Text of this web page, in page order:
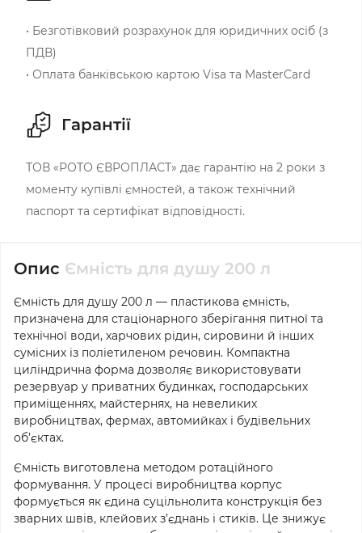
Опис Ємність для душу 200 л
Ємність для душу 200 л — пластикова ємність,
призначена для стаціонарного зберігання питної та
технічної води, харчових рідин, сировини й інших
сумісних із поліетиленом речовин. Компактна
циліндрична форма дозволяє використовувати
резервуар у приватних будинках, господарських
приміщеннях, майстернях, на невеликих
виробництвах, фермах, автомийках і будівельних
об’єктах.
Ємність виготовлена методом ротаційного
формування. У процесі виробництва корпус
формується як єдина суцільнолита конструкція без
зварних швів, клейових з’єднань і стиків. Це знижує
• Безготівковий розрахунок для юридичних осіб (з
ПДВ)
• Оплата банківською картою Visa та MasterCard
Гарантії
ТОВ «РОТО ЄВРОПЛАСТ» дає гарантію на 2 роки з
моменту купівлі ємностей, а також технічний
паспорт та сертифікат відповідності.